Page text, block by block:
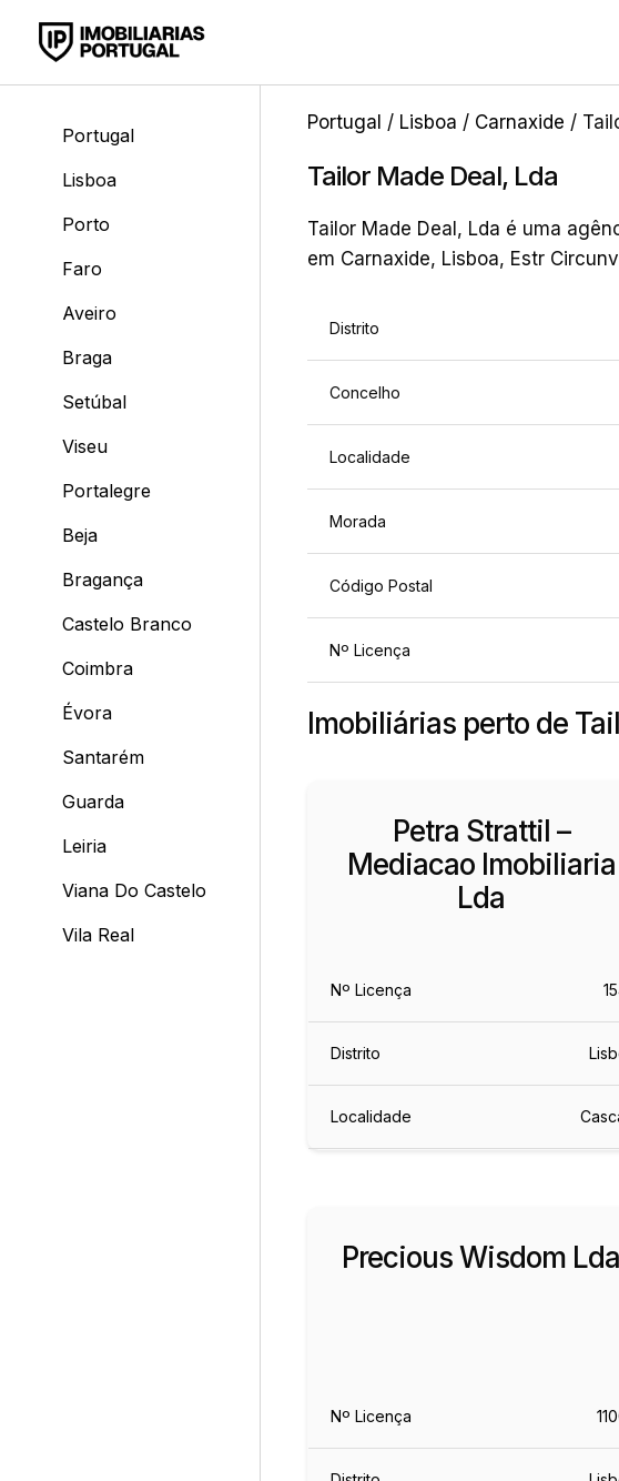
Portugal
Lisboa
Porto
Faro
Aveiro
Braga
Setúbal
Viseu
Portalegre
Beja
Bragança
Castelo Branco
Coimbra
Évora
Santarém
Guarda
Leiria
Viana Do Castelo
Vila Real
Portugal / Lisboa / Carnaxide /
Tailor Made Deal, Lda
Tailor Made Deal, Lda é uma
em Carnaxide, Lisboa, Estr
Distrito
Concelho
Localidade
Morada
Código Postal
Nº Licença
Imobiliárias perto de
Petra Strattil –
Mediacao Imobiliaria
Lda
Nº Licença
Distrito
Localidade
Precious Wisdom Lda
Nº Licença